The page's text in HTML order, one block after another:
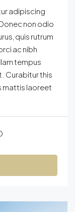
adipiscing
non odio
quis rutrum
ac nibh
tempus
Curabitur this
mattis laoreet